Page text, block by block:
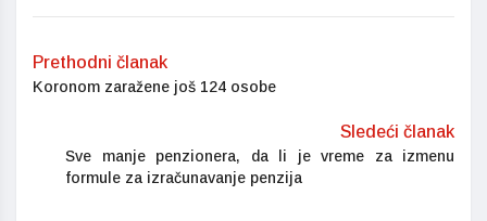
Prethodni članak
Koronom zaražene još 124 osobe
Sledeći članak
Sve manje penzionera, da li je vreme za izmenu
formule za izračunavanje penzija